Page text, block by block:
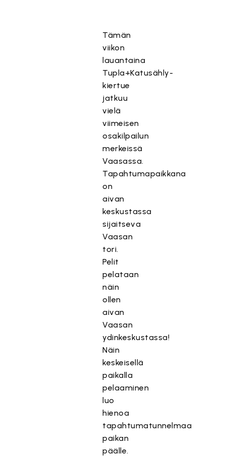
Tämän
viikon
lauantaina
Tupla+Katusähly-
kiertue
jatkuu
vielä
viimeisen
osakilpailun
merkeissä
Vaasassa.
Tapahtumapaikkana
on
aivan
keskustassa
sijaitseva
Vaasan
tori.
Pelit
pelataan
näin
ollen
aivan
Vaasan
ydinkeskustassa!
Näin
keskeisellä
paikalla
pelaaminen
luo
hienoa
tapahtumatunnelmaa
paikan
päälle.